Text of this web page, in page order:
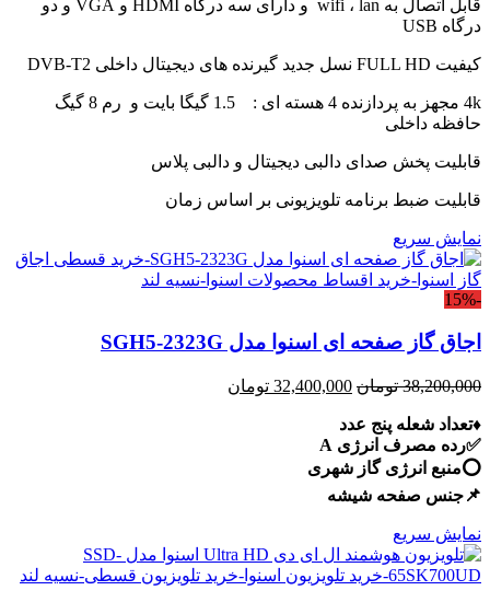
قابل اتصال به wifi ، lan و دارای سه درگاه HDMI و VGA و دو
درگاه USB
کیفیت FULL HD نسل جدید گیرنده های دیجیتال داخلی DVB-T2
4k مجهز به پردازنده 4 هسته ای : 1.5 گیگا بایت و رم 8 گیگ
حافظه داخلی
قابلیت پخش صدای دالبی دیجیتال و دالبی پلاس
قابلیت ضبط برنامه تلویزیونی بر اساس زمان
نمایش سریع
-15%
اجاق گاز صفحه ای اسنوا مدل SGH5-2323G
38,200,000 تومان قیمت
بود.
32,400,000 تومان
♦️تعداد شعله پنج عدد
✅رده مصرف انرژی A
⭕️منبع انرژی گاز شهری
📌جنس صفحه شیشه
نمایش سریع